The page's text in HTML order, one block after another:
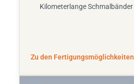
Kilometerlange Schmalbänder
Zu den Fertigungsmöglichkeiten